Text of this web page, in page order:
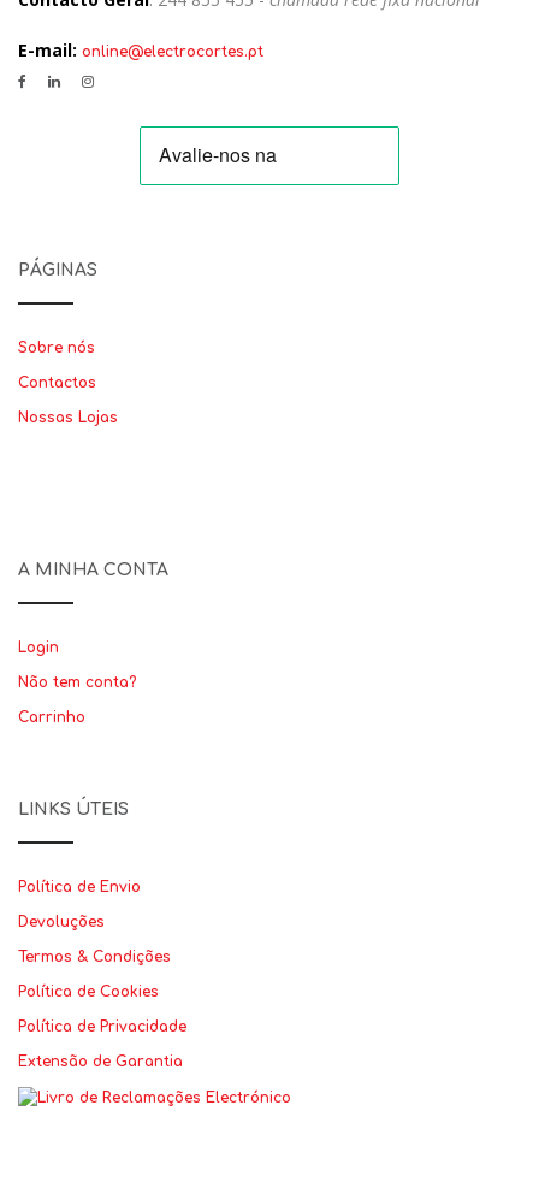
E-mail: online@electrocortes.pt
PÁGINAS
Sobre nós
Contactos
Nossas Lojas
A MINHA CONTA
Login
Não tem conta?
Carrinho
LINKS ÚTEIS
Política de Envio
Devoluções
Termos & Condições
Política de Cookies
Política de Privacidade
Extensão de Garantia